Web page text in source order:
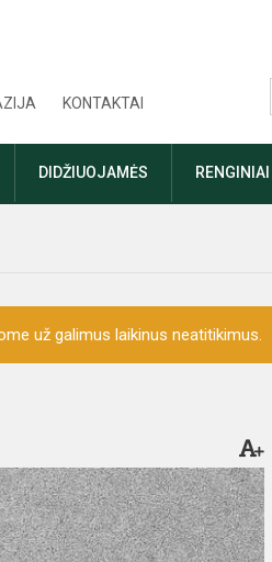
KONTAKTAI
DIDŽIUOJAMĖS RENGINIAI
už galimus laikinus neatitikimus.